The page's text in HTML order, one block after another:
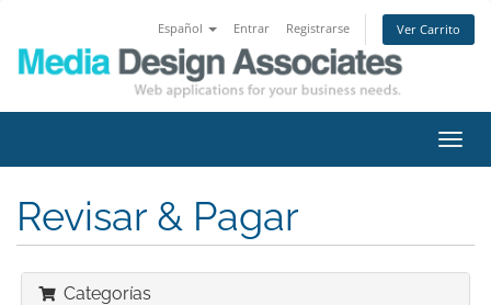
Español Entrar Registrarse Ver Carrito
Revisar & Pagar
Categorías